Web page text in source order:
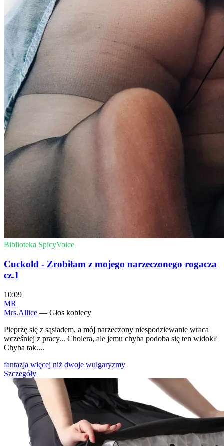
Biblioteka SpicyVoice
Cuckold - Zrobiłam z mojego narzeczonego rogacza
cz.1
10:09
MR
Mrs.Allice — Głos kobiecy
Pieprzę się z sąsiadem, a mój narzeczony niespodziewanie wraca
wcześniej z pracy... Cholera, ale jemu chyba podoba się ten widok?
Chyba tak....
fantazja więcej niż dwoje wulgaryzmy
Szczegóły